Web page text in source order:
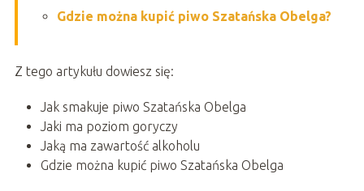
Gdzie można kupić piwo Szatańska Obelga?
Z tego artykułu dowiesz się:
Jak smakuje piwo Szatańska Obelga
Jaki ma poziom goryczy
Jaką ma zawartość alkoholu
Gdzie można kupić piwo Szatańska Obelga